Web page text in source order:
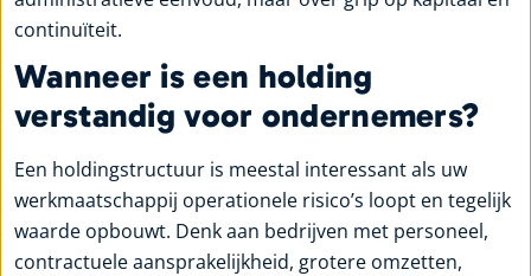
continuïteit.
Wanneer is een holding
verstandig voor ondernemers?
Een holdingstructuur is meestal interessant als uw
werkmaatschappij operationele risico’s loopt en tegelijk
waarde opbouwt. Denk aan bedrijven met personeel,
contractuele aansprakelijkheid, grotere omzetten,